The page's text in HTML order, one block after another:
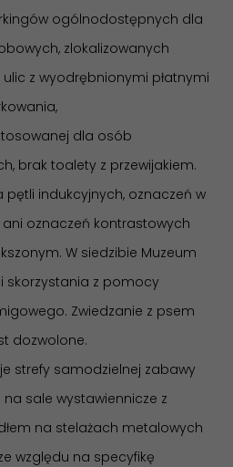
ogólnodostępnych dla
zlokalizowanych
ulic z wyodrębnionymi płatnymi
dla osób
brak toalety z przewijakiem.
pętli indukcyjnych, oznaczeń w
ani oznaczeń kontrastowych
W siedzibie Muzeum
skorzystania z pomocy
Zwiedzanie z psem
dozwolone.
strefy samodzielnej zabawy
na sale wystawiennicze z
na stelażach metalowych
względu na specyfikę